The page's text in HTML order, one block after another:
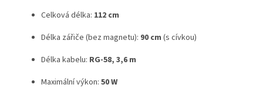
Celková délka: 112 cm
Délka zářiče (bez magnetu): 90 cm (s cívkou)
Délka kabelu: RG-58, 3,6 m
Maximální výkon: 50 W